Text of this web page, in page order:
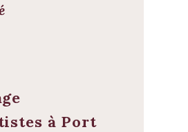
à Port